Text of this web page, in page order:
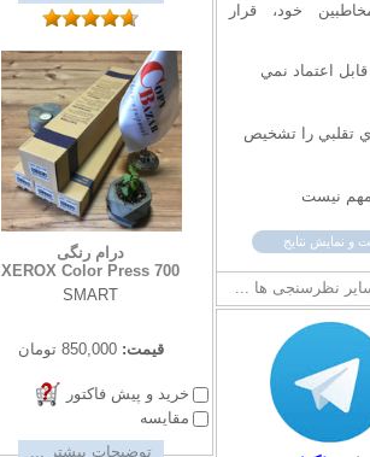
خود، قرار
قابل اعتماد نمي
تقلبي را تشخيص
مهم نيست
نظرسنجی ها ...
درام رنگی
XEROX Color Press 700
SMART
قیمت:850,000 تومان
خرید و پیش فاکتور
مقایسه
توضیحات بیشتر ...